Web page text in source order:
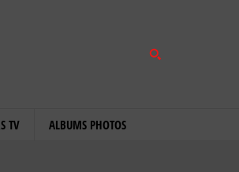
TV ALBUMS PHOTOS